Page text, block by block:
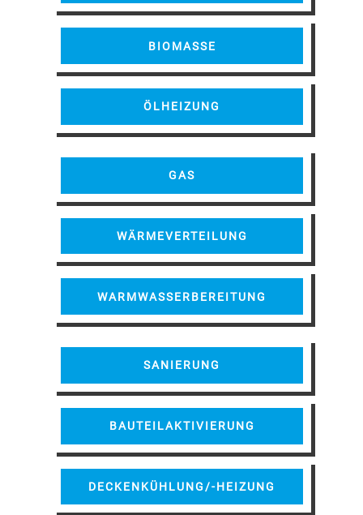
BIOMASSE
ÖLHEIZUNG
GAS
WÄRMEVERTEILUNG
WARMWASSERBEREITUNG
SANIERUNG
BAUTEILAKTIVIERUNG
DECKENKÜHLUNG/-HEIZUNG